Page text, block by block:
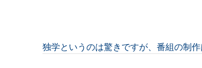
独学というのは驚きですが、番組の制